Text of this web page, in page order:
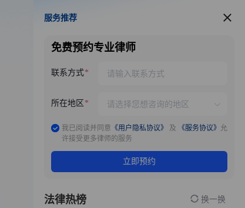
服务推荐
服务推荐
免费预约专业律师
联系方式
所在地区
我已阅读并同意 《用户隐私协议》 及 《服务协议》 允
许接受更多律师的服务
立即预约
法律热榜 换一换